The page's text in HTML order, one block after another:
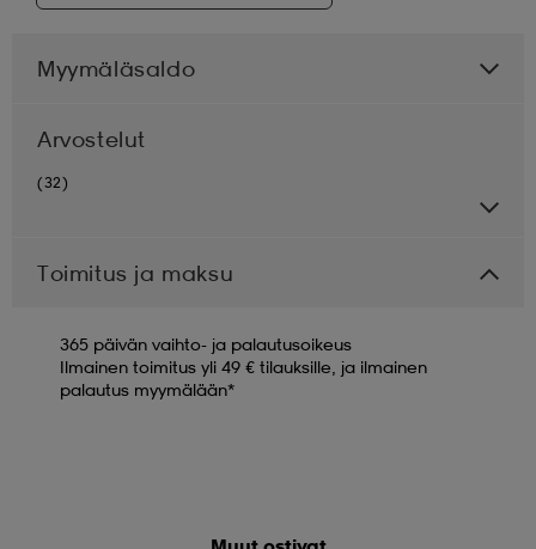
Myymäläsaldo
Arvostelut
(32)
Toimitus ja maksu
365 päivän vaihto- ja palautusoikeus
Ilmainen toimitus yli 49 € tilauksille, ja ilmainen
palautus myymälään*